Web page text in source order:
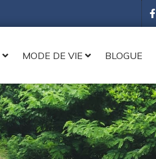
MODE DE VIE BLOGUE